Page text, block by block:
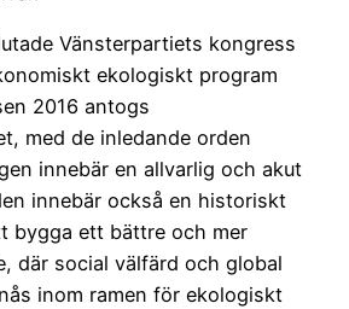
Vänsterpartiets kongress
ekologiskt program
2016 antogs
med de inledande orden
innebär en allvarlig och akut
innebär också en historiskt
bygga ett bättre och mer
där social välfärd och global
inom ramen för ekologiskt